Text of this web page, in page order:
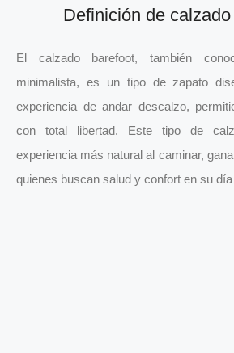
Definición de
El calzado barefoot, también
minimalista, es un tipo de zapato
experiencia de andar descalzo,
con total libertad. Este tipo de
experiencia más natural al caminar,
quienes buscan salud y confort en su